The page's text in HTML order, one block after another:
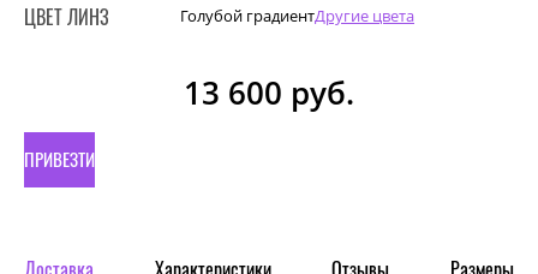
ЦВЕТ ЛИНЗ Голубой градиентДругие цвета
13 600 руб.
ПРИВЕЗТИ
ЗАКАЗ